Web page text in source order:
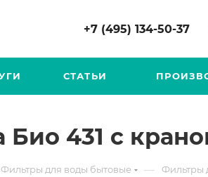
+7 (495) 134-50-37
СТАТЬИ
Био 431 с
Фильтры для воды бытовые — Фильтры